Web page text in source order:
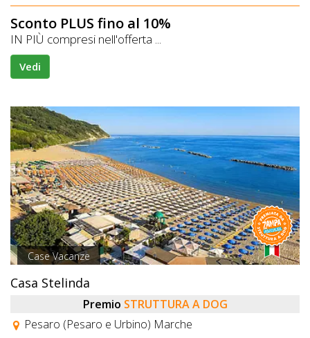
Sconto PLUS fino al 10%
IN PIÙ compresi nell'offerta ...
Vedi
Case Vacanze
Casa Stelinda
Premio STRUTTURA A DOG
Pesaro (Pesaro e Urbino) Marche